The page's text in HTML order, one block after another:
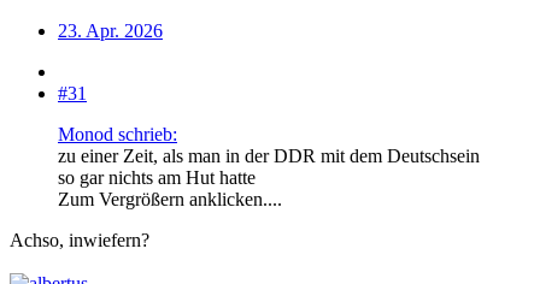
23. Apr. 2026
#31
Monod schrieb:
zu einer Zeit, als man in der DDR mit dem Deutschsein
so gar nichts am Hut hatte
Zum Vergrößern anklicken....
Achso, inwiefern?